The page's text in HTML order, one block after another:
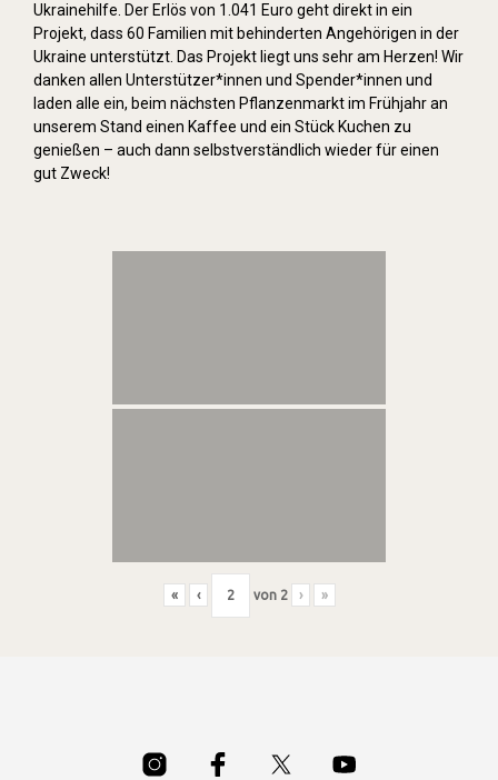
Ukrainehilfe. Der Erlös von 1.041 Euro geht direkt in ein
Projekt, dass 60 Familien mit behinderten Angehörigen in der
Ukraine unterstützt. Das Projekt liegt uns sehr am Herzen! Wir
danken allen Unterstützer*innen und Spender*innen und
laden alle ein, beim nächsten Pflanzenmarkt im Frühjahr an
unserem Stand einen Kaffee und ein Stück Kuchen zu
genießen – auch dann selbstverständlich wieder für einen
gut Zweck!
« ‹ von 2 › »